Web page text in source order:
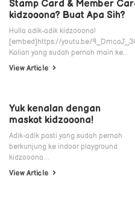
Stamp Card & Member
kidzooona? Buat Apa Sih?
Hulla adik-adik kidzooona!
[embed]https://youtu.be/
Kalian yang sudah pernah main ke…
View Article
Yuk kenalan dengan
maskot kidzooona!
Adik-adik pasti yang sudah pernah
berkunjung ke indoor playground
kidzooona…
View Article